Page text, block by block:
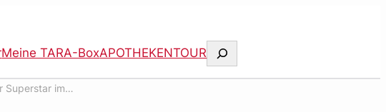
Meine TARA-BoxAPOTHEKENTOUR Suchen
Superstar im